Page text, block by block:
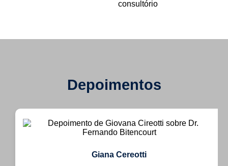
Depoimentos
Giana Cereotti